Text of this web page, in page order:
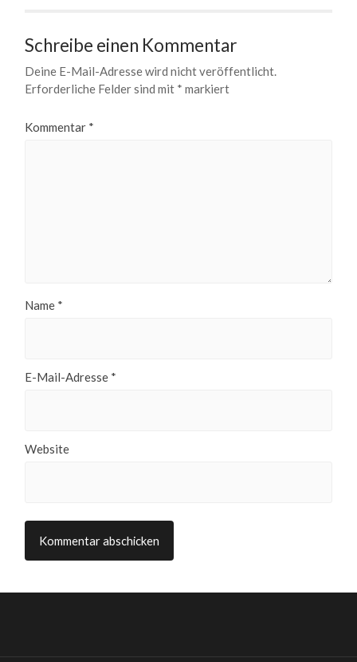
Schreibe einen Kommentar
Deine E-Mail-Adresse wird nicht veröffentlicht.
Erforderliche Felder sind mit * markiert
Kommentar *
Name *
E-Mail-Adresse *
Website